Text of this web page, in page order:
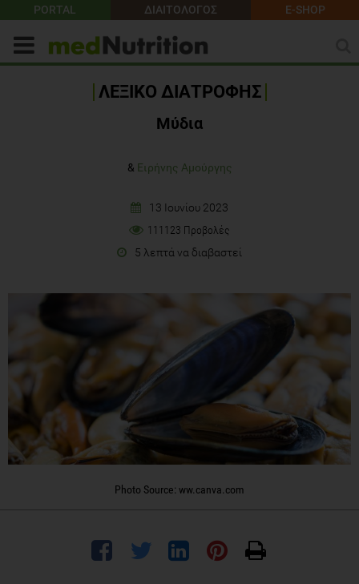
PORTAL ΔΙΑΙΤΟΛΟΓΟΣ E-SHOP
ΛΕΞΙΚΟ ΔΙΑΤΡΟΦΗΣ
Μύδια
& Ειρήνης Αμούργης
13 Ιουνίου 2023
111123 Προβολές
5 λεπτά να διαβαστεί
Photo Source: ww.canva.com